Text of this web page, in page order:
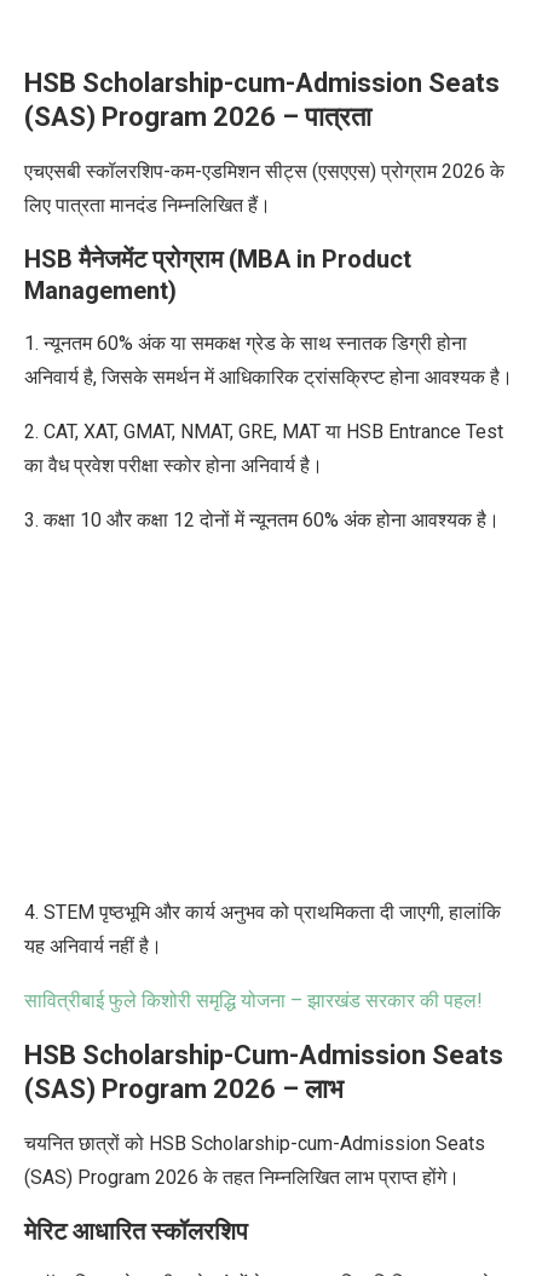
HSB Scholarship-cum-Admission Seats
(SAS) Program 2026 – पात्रता
एचएसबी स्कॉलरशिप-कम-एडमिशन सीट्स (एसएएस) प्रोग्राम 2026 के
लिए पात्रता मानदंड निम्नलिखित हैं।
HSB मैनेजमेंट प्रोग्राम (MBA in Product
Management)
1. न्यूनतम 60% अंक या समकक्ष ग्रेड के साथ स्नातक डिग्री होना
अनिवार्य है, जिसके समर्थन में आधिकारिक ट्रांसक्रिप्टहोना आवश्यक है।
2. CAT, XAT, GMAT, NMAT, GRE, MAT या HSB Entrance Test
का वैध प्रवेश परीक्षा स्कोर होना अनिवार्य है।
3. कक्षा 10 और कक्षा 12 दोनों में न्यूनतम 60% अंक होना आवश्यक है।
4. STEM पृष्ठभूमि और कार्य अनुभव को प्राथमिकता दी जाएगी, हालांकि
यह अनिवार्य नहीं है।
सावित्रीबाई फुले किशोरी समृद्धि योजना – झारखंड सरकार की पहल!
HSB Scholarship-Cum-Admission Seats
(SAS) Program 2026 – लाभ
चयनित छात्रों को HSB Scholarship-cum-Admission Seats
(SAS) Program 2026 के तहत निम्नलिखित लाभ प्राप्त होंगे।
मेरिट आधारित स्कॉलरशिप